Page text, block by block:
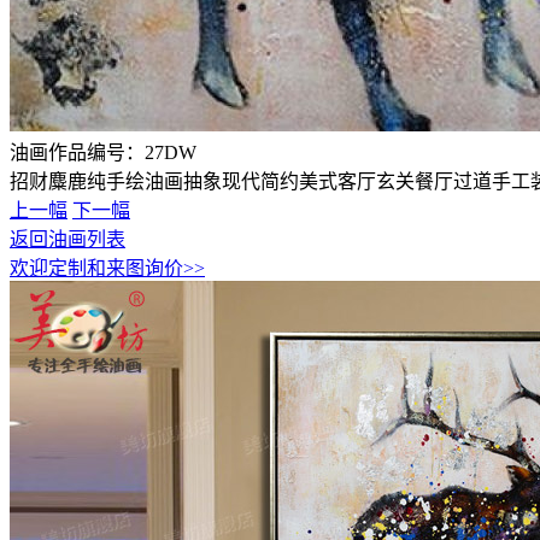
油画作品编号： 27DW
招财麋鹿纯手绘油画抽象现代简约美式客厅玄关餐厅过道手工
上一幅 下一幅
返回油画列表
欢迎定制和来图询价>>